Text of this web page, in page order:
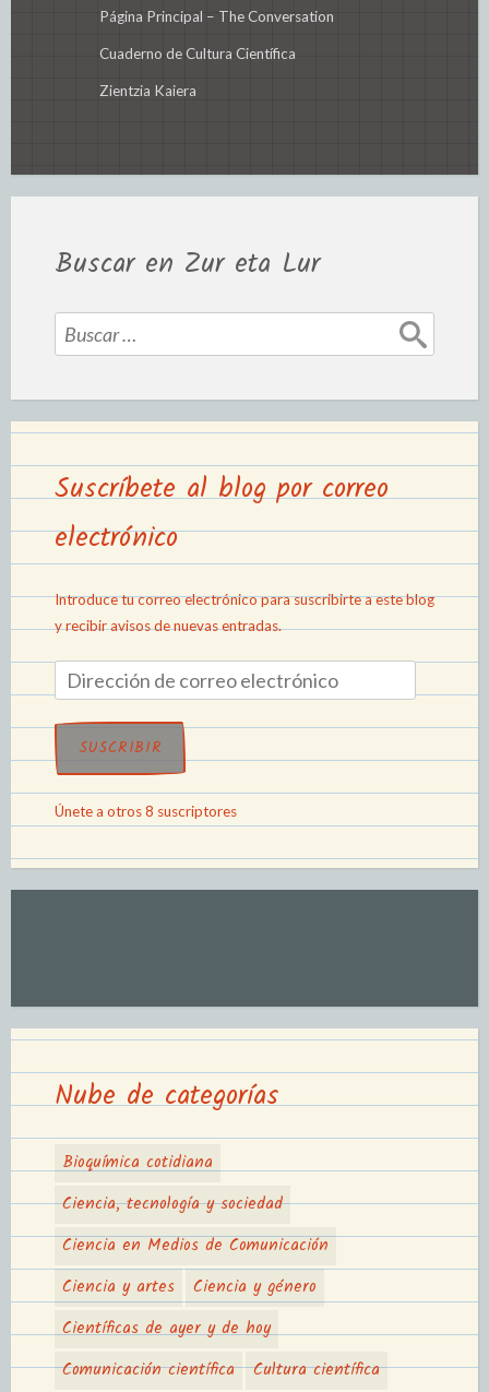
Página Principal – The Conversation
Cuaderno de Cultura Científica
Zientzia Kaiera
Buscar en Zur eta Lur
Suscríbete al blog por correo
electrónico
Introduce tu correo electrónico para suscribirte a este blog
y recibir avisos de nuevas entradas.
SUSCRIBIR
Únete a otros 8 suscriptores
Nube de categorías
Bioquímica cotidiana
Ciencia, tecnología y sociedad
Ciencia en Medios de Comunicación
Ciencia y artes
Ciencia y género
Científicas de ayer y de hoy
Comunicación científica
Cultura científica